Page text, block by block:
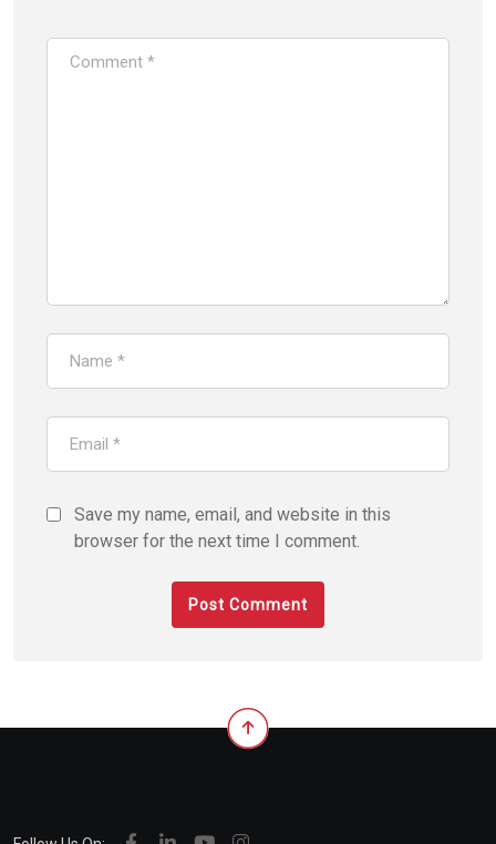
Save my name, email, and website in this
browser for the next time I comment.